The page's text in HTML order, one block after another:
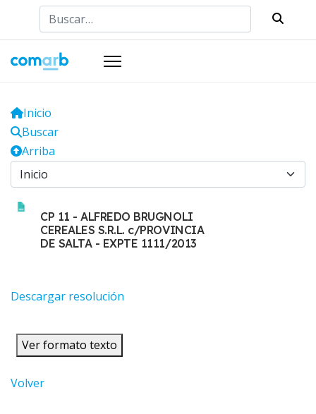
Buscar
Inicio
Buscar
Arriba
CP 11 - ALFREDO BRUGNOLI
CEREALES S.R.L. c/PROVINCIA
DE SALTA - EXPTE 1111/2013
Descargar resolución
Ver formato texto
Volver